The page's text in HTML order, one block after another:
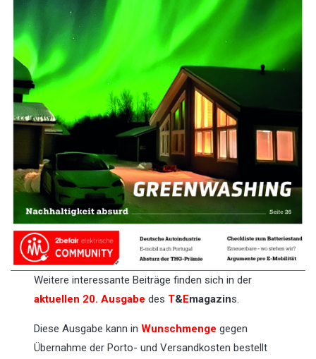
Weitere interessante Beiträge finden sich in der
aktuellen 20. Ausgabedes T&Emagazins.
Diese Ausgabe kann inWunschmenge gegen
Übernahme der Porto- und Versandkosten bestellt